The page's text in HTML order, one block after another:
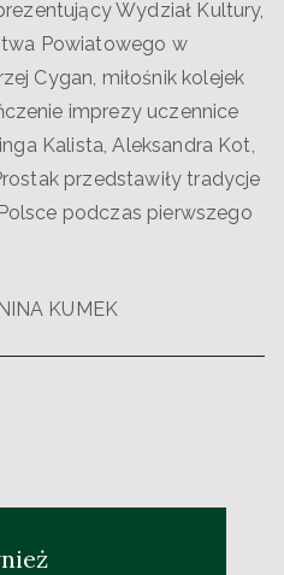
Wydział Kultury,
Powiatowego w
Cygan, miłośnik kolejek
imprezy uczennice
Kalista, Aleksandra Kot,
przedstawiły tradycje
podczas pierwszego
KUMEK